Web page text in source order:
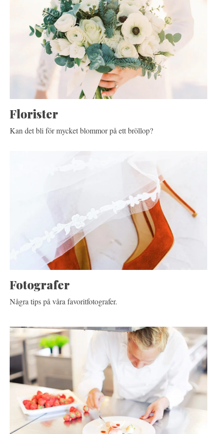
Florister
Kan det bli för mycket blommor på ett bröllop?
Fotografer
Några tips på våra favoritfotografer.